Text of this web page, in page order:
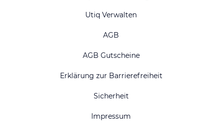
Utiq Verwalten
AGB
AGB Gutscheine
Erklärung zur Barrierefreiheit
Sicherheit
Impressum